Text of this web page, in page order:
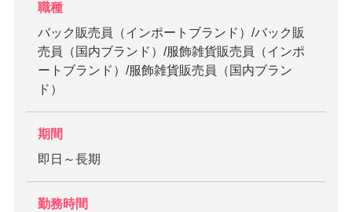
職種
バック販売員（インポートブランド）/バック販
売員（国内ブランド）/服飾雑貨販売員（インポ
ートブランド）/服飾雑貨販売員（国内ブラン
ド）
期間
即日～長期
勤務時間